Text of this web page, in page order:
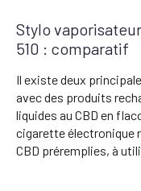
Stylo
510 : comparatif
Il existe deux
avec des produits
liquides au CBD en
cigarette électronique
CBD préremplies, à